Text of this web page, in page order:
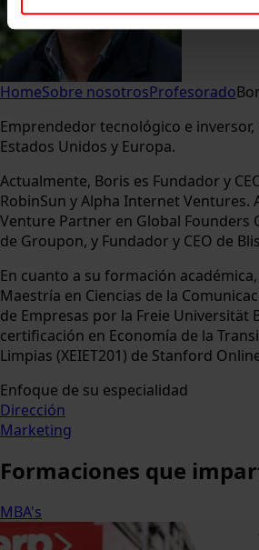
HomeSobre nosotrosProfesorado
Emprendedor tecnológico e
Estados Unidos y Europa.
Actualmente, Boris es Fundador y
RobinSun y Alpha Internet Ventures.
Venture Partner en Global Founders
de Groupon, y Fundador y CEO de
En cuanto a su formación
Maestría en Ciencias de la
de Empresas por la Freie Universität
certificación en Economía de la
Limpias (XEIET201) de Stanford
Enfoque de su especialidad
Dirección
Marketing
Formaciones que
MBA's